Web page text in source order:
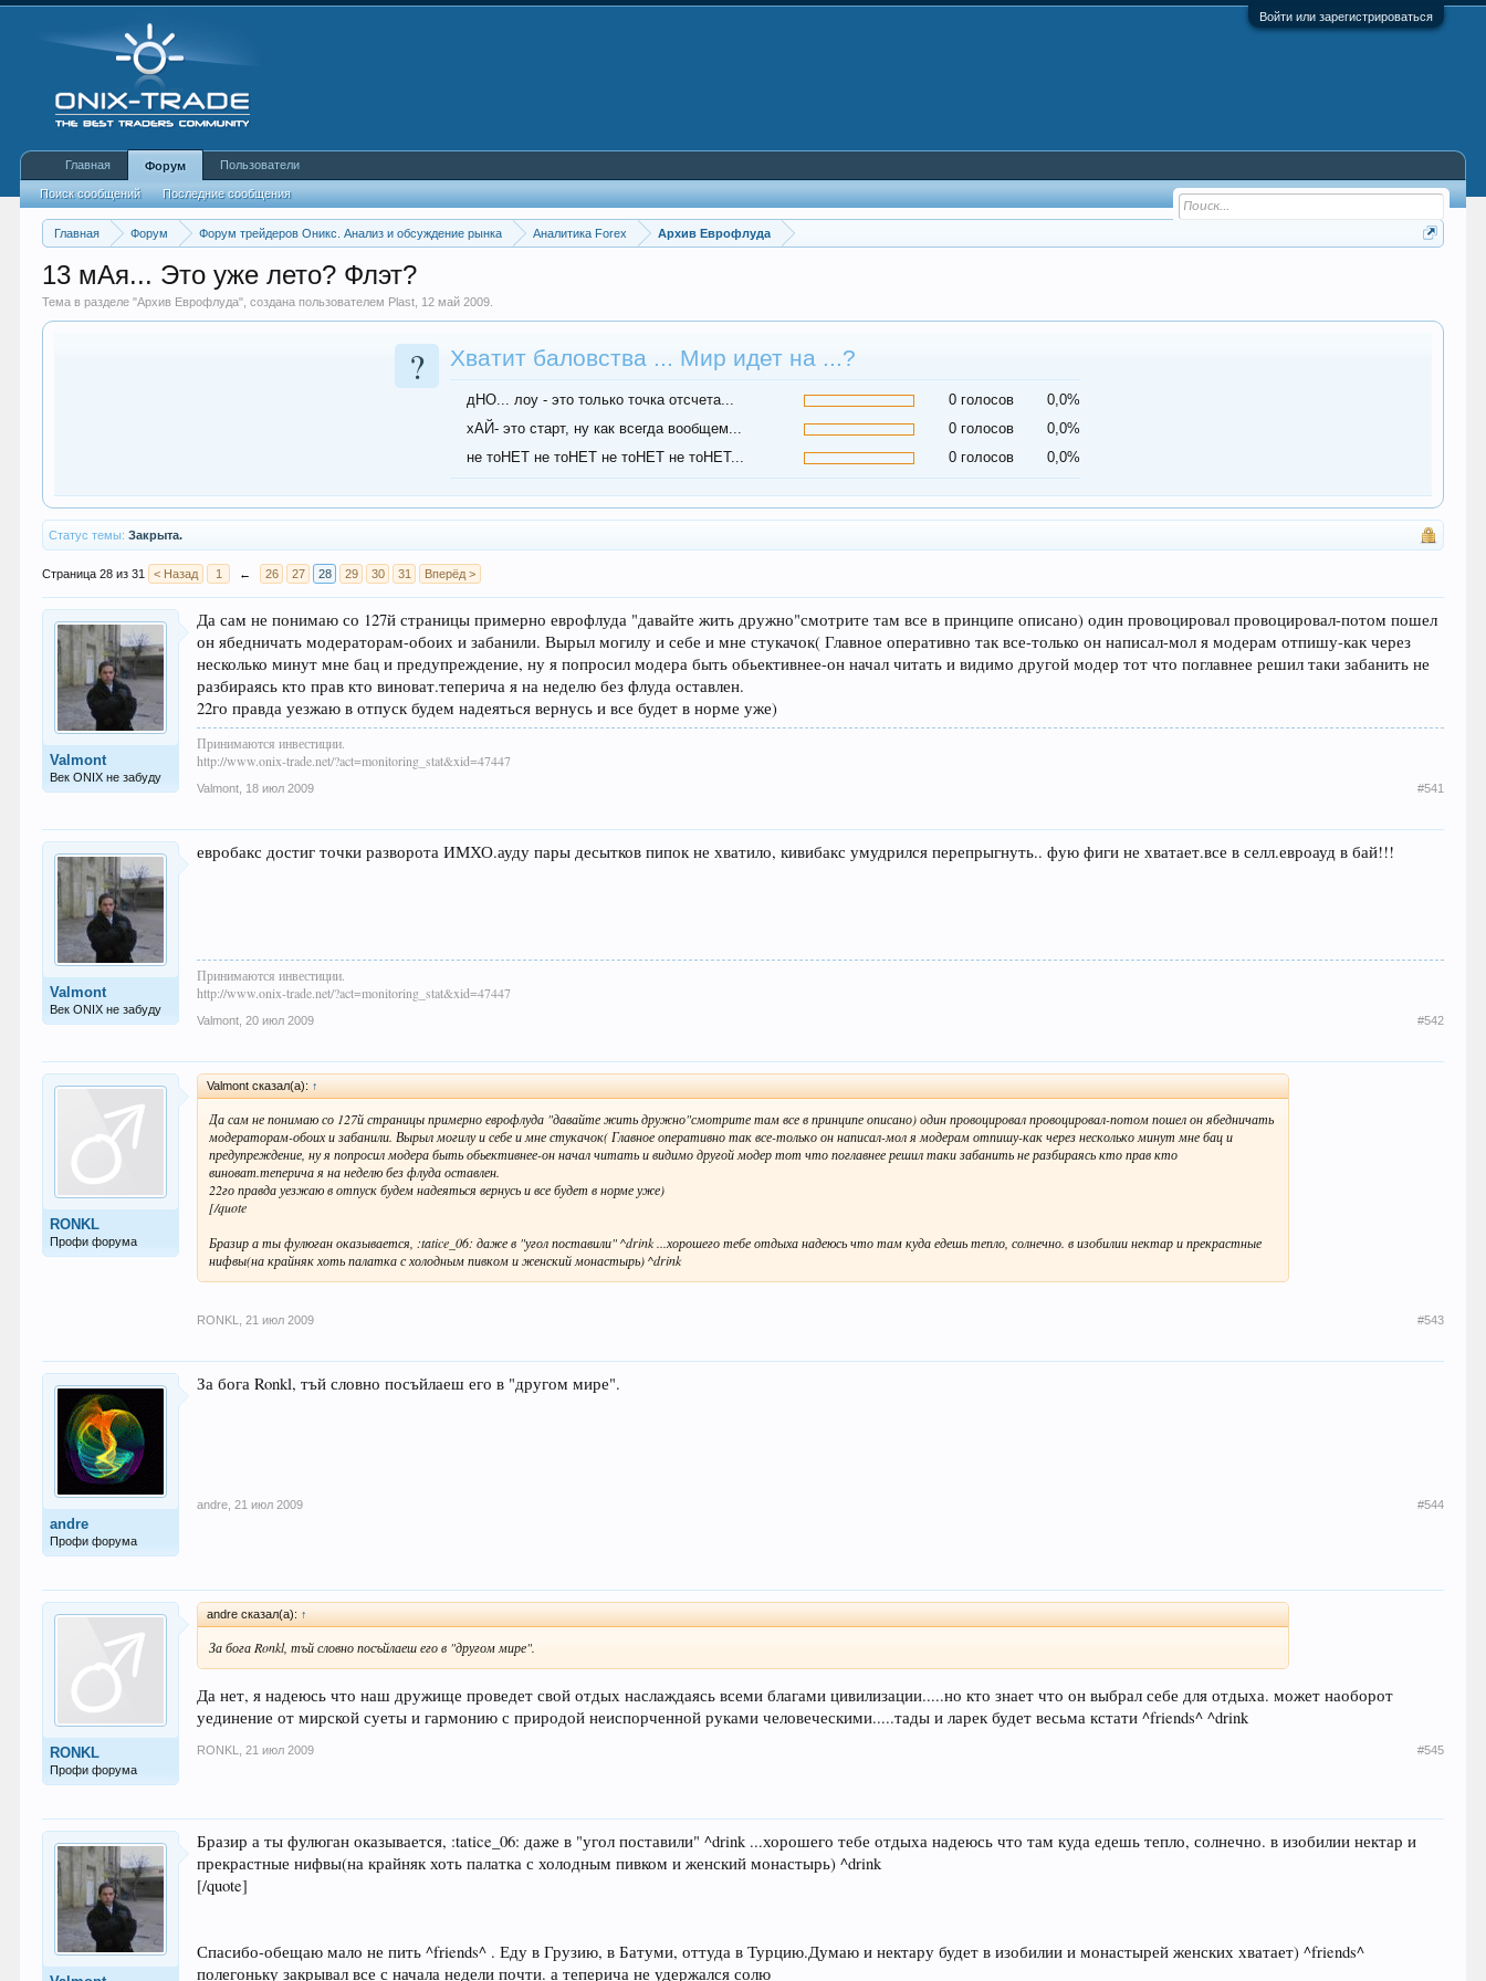
Войти или зарегистрироваться
Главная Форум Форум трейдеров Оникс. Анализ и обсуждение рынка Аналитика Forex Архив Еврофлуда
13 мАя... Это уже лето? Флэт?
Тема в разделе "Архив Еврофлуда", создана пользователем Plast 12 май 2009
? Хватит баловства ... Мир идет на ...?
дНО... лоу - это только точка отсчета... 0 голосов
0,0%
хАЙ- это старт, ну как всегда вообщем...
0 голосов
0,0%
не тоНЕТ не тоНЕТ не тоНЕТ не тоНЕТ...
0 голосов 0,0%
Статус темы: Закрыта.
Страница 28 из 31 < Назад 1 ← 26 27 28 29 30 31 Вперёд >
Valmont
Век ONIX не забуду
Да сам не понимаю со 127й страницы примерно еврофлуда "давайте жить дружно"смотрите там все в принципе описано) один провоцировал провоцировал-потом пошел
он ябедничать модераторам-обоих и забанили. Вырыл могилу и себе и мне стукачок( Главное оперативно так все-только он написал-мол я модерам отпишу-как через
несколько минут мне бац и предупреждение, ну я попросил модера быть обьективнее-он начал читать и видимо другой модер тот что поглавнее решил таки забанить не
разбираясь кто прав кто виноват.теперича я на неделю без флуда оставлен.
22го правда уезжаю в отпуск будем надеяться вернусь и все будет в норме уже)
Принимаются инвестиции.
http://www.onix-trade.net/?act=monitoring_stat&xid=47447
Valmont 18 июл 2009 #541
Valmont
Век ONIX не забуду
евробакс достиг точки разворота ИМХО.ауду пары десытков пипок не хватило, кивибакс умудрился перепрыгнуть.. фую фиги не хватает.все в селл.евроауд в бай!!!
Принимаются инвестиции.
http://www.onix-trade.net/?act=monitoring_stat&xid=47447
Valmont 20 июл 2009 #542
RONKL
Профи форума
Valmont сказал(а): ↑
Да сам не понимаю со 127й страницы примерно еврофлуда "давайте жить дружно"смотрите там все в принципе описано) один провоцировал провоцировал-потом пошел он ябедничать
модераторам-обоих и забанили. Вырыл могилу и себе и мне стукачок( Главное оперативно так все-только он написал-мол я модерам отпишу-как через несколько минут мне бац и
предупреждение, ну я попросил модера быть обьективнее-он начал читать и видимо другой модер тот что поглавнее решил таки забанить не разбираясь кто прав кто
виноват.теперича я на неделю без флуда оставлен.
22го правда уезжаю в отпуск будем надеяться вернусь и все будет в норме уже)
[/quote
Бразир а ты фулюган оказывается, :tatice_06: даже в "угол поставили" ^drink ...хорошего тебе отдыха надеюсь что там куда едешь тепло, солнечно. в изобилии нектар и прекрастные
нифвы(на крайняк хоть палатка с холодным пивком и женский монастырь) ^drink
RONKL 21 июл 2009 #543
andre
Профи форума
За бога Ronkl, тъй словно посъйлаеш его в "другом мире".
andre 21 июл 2009 #544
RONKL
Профи форума
andre сказал(а): ↑
За бога Ronkl, тъй словно посъйлаеш его в "другом мире".
Да нет, я надеюсь что наш дружище проведет свой отдых наслаждаясь всеми благами цивилизации.....но кто знает что он выбрал себе для отдыха. может наоборот
уединение от мирской суеты и гармонию с природой неиспорченной руками человеческими.....тады и ларек будет весьма кстати ^friends^ ^drink
RONKL 21 июл 2009 #545
Бразир а ты фулюган оказывается, :tatice_06: даже в "угол поставили" ^drink ...хорошего тебе отдыха надеюсь что там куда едешь тепло, солнечно. в изобилии нектар и
прекрастные нифвы(на крайняк хоть палатка с холодным пивком и женский монастырь) ^drink
[/quote]
Спасибо-обещаю мало не пить ^friends^ . Еду в Грузию, в Батуми, оттуда в Турцию.Думаю и нектару будет в изобилии и монастырей женских хватает) ^friends^
полегоньку закрывал все с начала недели почти. а теперича не удержался солю
Главная Форум
Поиск сообщений Последние сообщения
Пользователи